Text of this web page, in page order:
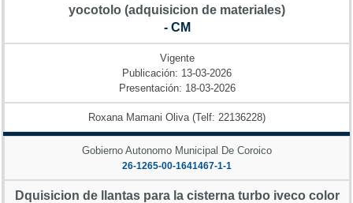
yocotolo (adquisicion de materiales)
- CM
Vigente
Publicación: 13-03-2026
Presentación: 18-03-2026
Roxana Mamani Oliva (Telf: 22136228)
Gobierno Autonomo Municipal De Coroico
26-1265-00-1641467-1-1
Dquisicion de llantas para la cisterna turbo iveco color